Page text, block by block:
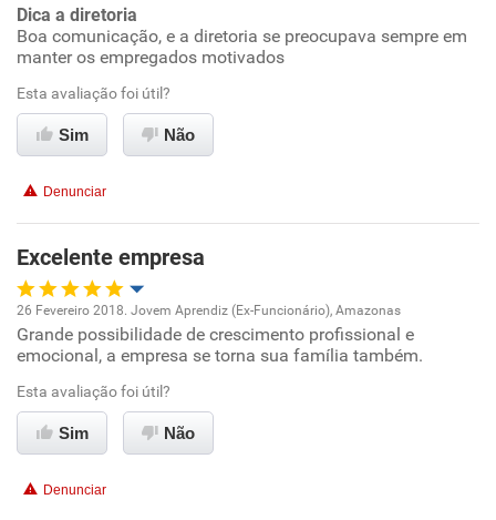
Benefícios
Recomenda esta empresa
Recomenda a diretoria
Dica a diretoria
Boa comunicação, e a diretoria se preocupava sempre em
manter os empregados motivados
Esta avaliação foi útil?
Sim Não
Denunciar
Excelente empresa
Oportunidade de promoção
Ambiente de trabalho
Conciliação com a vida familiar
26 Fevereiro 2018. Jovem Aprendiz (Ex-Funcionário), Amazonas
Grande possibilidade de crescimento profissional e
emocional, a empresa se torna sua família também.
Esta avaliação foi útil?
Sim Não
Denunciar